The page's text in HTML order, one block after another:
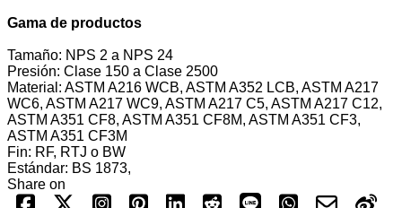
Gama de productos
Tamaño: NPS 2 a NPS 24
Presión: Clase 150 a Clase 2500
Material: ASTM A216 WCB, ASTM A352 LCB, ASTM A217
WC6, ASTM A217 WC9, ASTM A217 C5, ASTM A217 C12,
ASTM A351 CF8, ASTM A351 CF8M, ASTM A351 CF3,
ASTM A351 CF3M
Fin: RF, RTJ o BW
Estándar: BS 1873,
Share on